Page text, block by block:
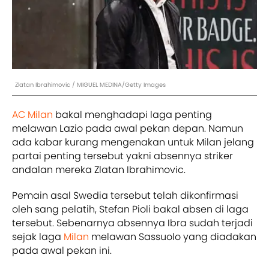
Zlatan Ibrahimovic / MIGUEL MEDINA/Getty Images
AC Milan bakal menghadapi laga penting
melawan Lazio pada awal pekan depan. Namun
ada kabar kurang mengenakan untuk Milan jelang
partai penting tersebut yakni absennya striker
andalan mereka Zlatan Ibrahimovic.
Pemain asal Swedia tersebut telah dikonfirmasi
oleh sang pelatih, Stefan Pioli bakal absen di laga
tersebut. Sebenarnya absennya Ibra sudah terjadi
sejak laga Milan melawan Sassuolo yang diadakan
pada awal pekan ini.